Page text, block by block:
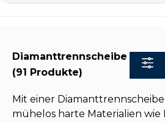
Diamanttrennscheibe
(91 Produkte)
Mit einer
mühelos harte Materialien wie